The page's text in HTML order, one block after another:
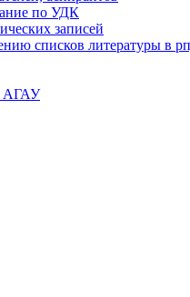
по УДК
записей
списков литературы в
АГАУ